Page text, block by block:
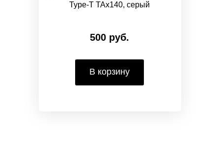
Type-T TAx140, серый
500 руб.
В корзину